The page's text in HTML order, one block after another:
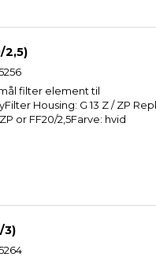
2,5)
filter element til
Housing: G 13 Z / ZP
or FF20/2,5Farve: hvid
3)